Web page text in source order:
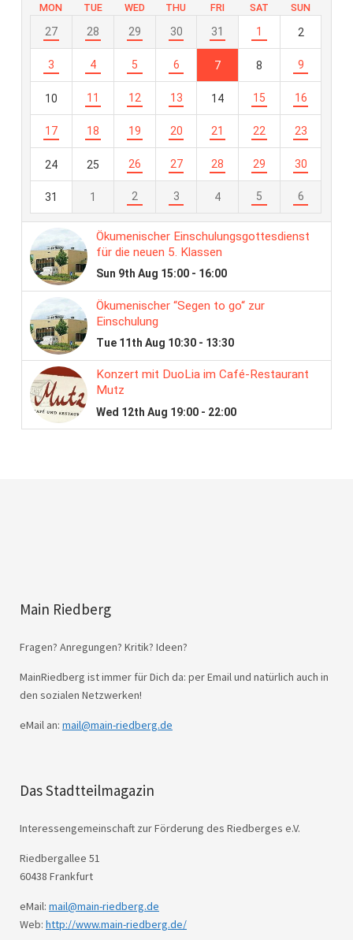
Main Riedberg
Fragen? Anregungen? Kritik? Ideen?
MainRiedberg ist immer für Dich da: per Email und natürlich auch in
den sozialen Netzwerken!
eMail an: mail@main-riedberg.de
Das Stadtteilmagazin
Interessengemeinschaft zur Förderung des Riedberges e.V.
Riedbergallee 51
60438 Frankfurt
eMail: mail@main-riedberg.de
Web: http://www.main-riedberg.de/